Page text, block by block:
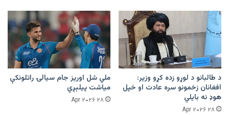
د طالبانو د لوړو زده کړو وزیر:
افغانان زخمونو سره عادت او خپل
هوډ نه بایلي
۲۸ Apr ۲۰۲۶
ملي شل اوریز جام سیالۍ راتلونکې
میاشت پیلېږي
۲۸ Apr ۲۰۲۶